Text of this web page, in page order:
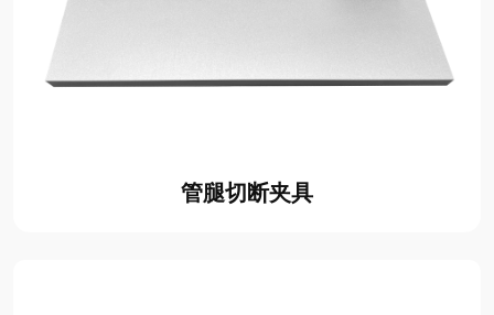
管腿切断夹具